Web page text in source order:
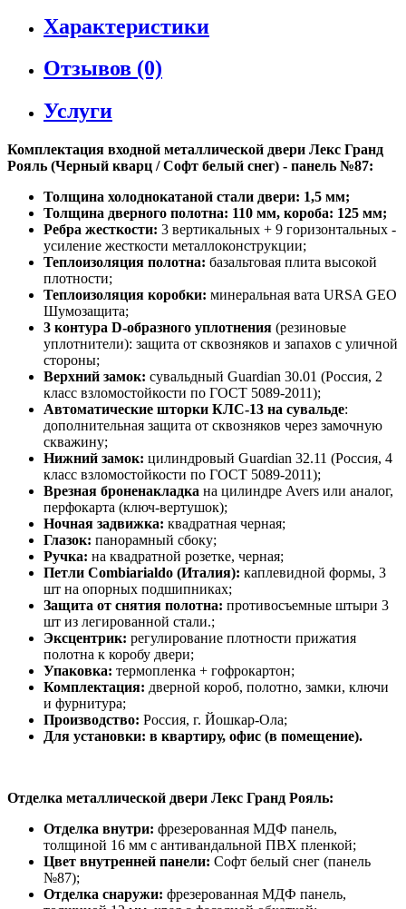
Характеристики
Отзывов (0)
Услуги
Комплектация входной металлической двери Лекс Гранд
Рояль (Черный кварц / Софт белый снег) - панель №87:
Толщина холоднокатаной стали двери: 1,5 мм;
Толщина дверного полотна: 110 мм, короба: 125 мм;
Ребра жесткости: 3 вертикальных + 9 горизонтальных -
усиление жесткости металлоконструкции;
Теплоизоляция полотна: базальтовая плита высокой
плотности;
Теплоизоляция коробки: минеральная вата URSA GEO
Шумозащита;
3 контура D-образного уплотнения (резиновые
уплотнители): защита от сквозняков и запахов с уличной
стороны;
Верхний замок: сувальдный Guardian 30.01 (Россия, 2
класс взломостойкости по ГОСТ 5089-2011);
Автоматические шторки КЛС-13 на сувальде:
дополнительная защита от сквозняков через замочную
скважину;
Нижний замок: цилиндровый Guardian 32.11 (Россия, 4
класс взломостойкости по ГОСТ 5089-2011);
Врезная броненакладка на цилиндре Avers или аналог,
перфокарта (ключ-вертушок);
Ночная задвижка: квадратная черная;
Глазок: панорамный сбоку;
Ручка: на квадратной розетке, черная;
Петли Combiarialdo (Италия): каплевидной формы, 3
шт на опорных подшипниках;
Защита от снятия полотна: противосъемные штыри 3
шт из легированной стали.;
Эксцентрик: регулирование плотности прижатия
полотна к коробу двери;
Упаковка: термопленка + гофрокартон;
Комплектация: дверной короб, полотно, замки, ключи
и фурнитура;
Производство: Россия, г. Йошкар-Ола;
Для установки: в квартиру, офис (в помещение).
Отделка металлической двери Лекс Гранд Рояль:
Отделка внутри: фрезерованная МДФ панель,
толщиной 16 мм с антивандальной ПВХ пленкой;
Цвет внутренней панели: Софт белый снег (панель
№87);
Отделка снаружи: фрезерованная МДФ панель,